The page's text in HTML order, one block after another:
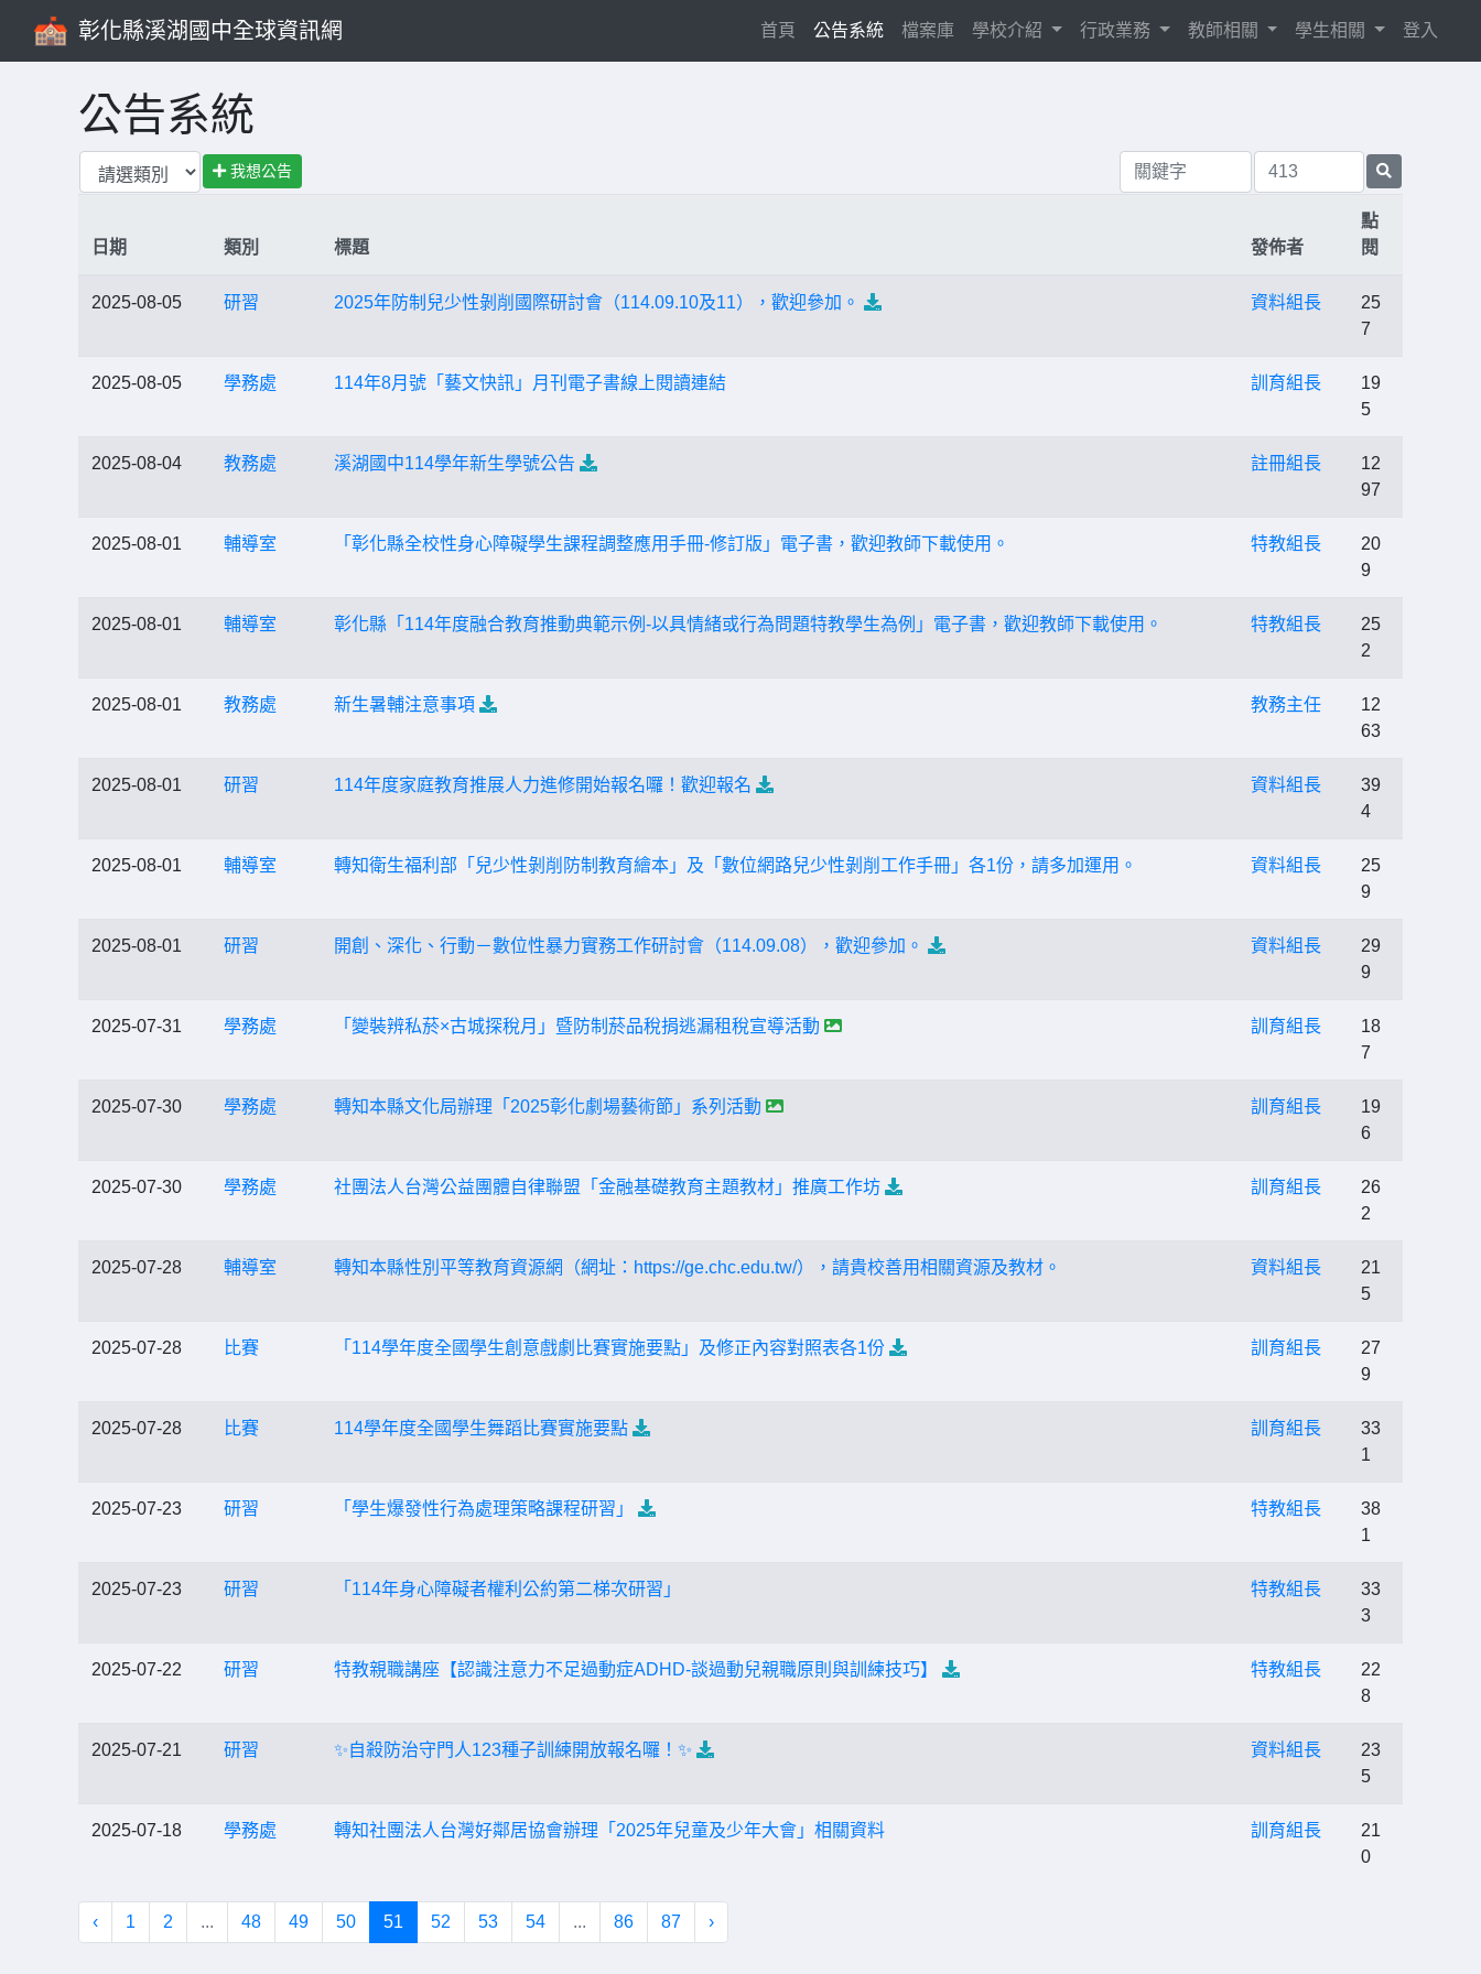
彰化縣溪湖國中全球資訊網 首頁 (current)
公告系統 檔案庫 學校介紹 行政業務 教師相關 學生相關 登入
公告系統
我想公告
日期 類別 標題 發佈者
點
閱
2025-08-05 研習 2025年防制兒少性剝削國際研討會（114.09.10及11），歡迎參加。 資料組長
25
7
2025-08-05 學務處 114年8月號「藝文快訊」月刊電子書線上閱讀連結 訓育組長
19
5
2025-08-04 教務處 溪湖國中114學年新生學號公告 註冊組長
12
97
2025-08-01 輔導室 「彰化縣全校性身心障礙學生課程調整應用手冊-修訂版」電子書，歡迎教師下載使用。 特教組長
20
9
2025-08-01 輔導室 彰化縣「114年度融合教育推動典範示例-以具情緒或行為問題特教學生為例」電子書，歡迎教師下載使用。 特教組長
25
2
2025-08-01 教務處 新生暑輔注意事項 教務主任
12
63
2025-08-01 研習 114年度家庭教育推展人力進修開始報名囉！歡迎報名 資料組長
39
4
2025-08-01 輔導室 轉知衛生福利部「兒少性剝削防制教育繪本」及「數位網路兒少性剝削工作手冊」各1份，請多加運用。 資料組長
25
9
2025-08-01 研習 開創、深化、行動－數位性暴力實務工作研討會（114.09.08），歡迎參加。 資料組長
29
9
2025-07-31 學務處 「變裝辨私菸×古城探稅月」暨防制菸品稅捐逃漏租稅宣導活動 訓育組長
18
7
2025-07-30 學務處 轉知本縣文化局辦理「2025彰化劇場藝術節」系列活動 訓育組長
19
6
2025-07-30 學務處 社團法人台灣公益團體自律聯盟「金融基礎教育主題教材」推廣工作坊 訓育組長
26
2
2025-07-28 輔導室 轉知本縣性別平等教育資源網（網址：https://ge.chc.edu.tw/），請貴校善用相關資源及教材。 資料組長
21
5
2025-07-28 比賽 「114學年度全國學生創意戲劇比賽實施要點」及修正內容對照表各1份 訓育組長
27
9
2025-07-28 比賽 114學年度全國學生舞蹈比賽實施要點 訓育組長
33
1
2025-07-23 研習 「學生爆發性行為處理策略課程研習」 特教組長
38
1
2025-07-23 研習 「114年身心障礙者權利公約第二梯次研習」 特教組長
33
3
2025-07-22 研習 特教親職講座【認識注意力不足過動症ADHD-談過動兒親職原則與訓練技巧】 特教組長
22
8
2025-07-21 研習 ✨自殺防治守門人123種子訓練開放報名囉！✨ 資料組長
23
5
2025-07-18 學務處 轉知社團法人台灣好鄰居協會辦理「2025年兒童及少年大會」相關資料 訓育組長
21
0
‹ 1 2 ... 48 49 50 51 52 53 54 ... 86 87 ›